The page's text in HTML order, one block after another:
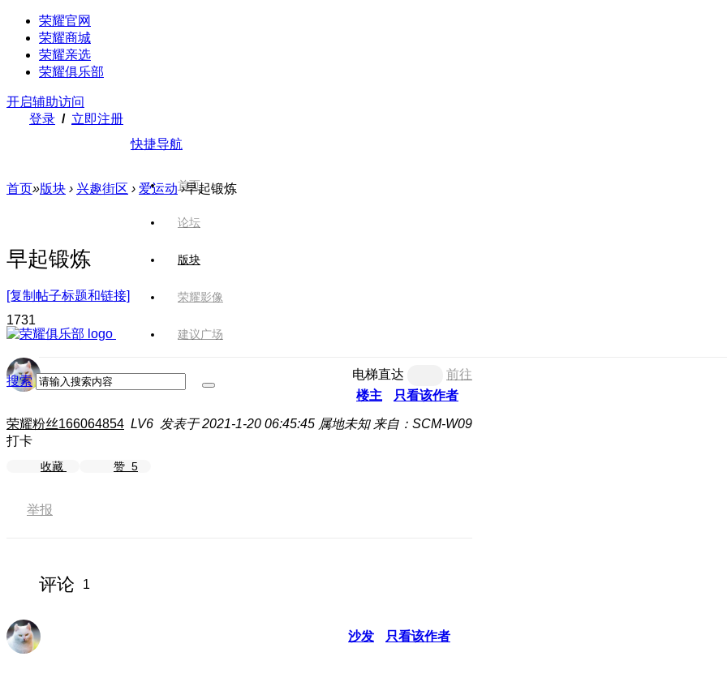
荣耀官网
荣耀商城
荣耀亲选
荣耀俱乐部
开启辅助访问
登录 / 立即注册
快捷导航
首页
论坛
版块
荣耀影像
建议广场
搜索
首页»版块 › 兴趣街区 › 爱运动 ›早起锻炼
早起锻炼
[复制帖子标题和链接]
1731
电梯直达
前往
楼主
只看该作者
荣耀粉丝166064854 LV6 发表于 2021-1-20 06:45:45 属地未知 来自：SCM-W09
打卡
收藏 赞 5
举报
评论 1
沙发 只看该作者